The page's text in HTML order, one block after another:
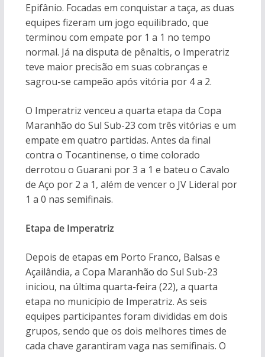
Epifânio. Focadas em conquistar a taça, as duas
equipes fizeram um jogo equilibrado, que
terminou com empate por 1 a 1 no tempo
normal. Já na disputa de pênaltis, o Imperatriz
teve maior precisão em suas cobranças e
sagrou-se campeão após vitória por 4 a 2.
O Imperatriz venceu a quarta etapa da Copa
Maranhão do Sul Sub-23 com três vitórias e um
empate em quatro partidas. Antes da final
contra o Tocantinense, o time colorado
derrotou o Guarani por 3 a 1 e bateu o Cavalo
de Aço por 2 a 1, além de vencer o JV Lideral por
1 a 0 nas semifinais.
Etapa de Imperatriz
Depois de etapas em Porto Franco, Balsas e
Açailândia, a Copa Maranhão do Sul Sub-23
iniciou, na última quarta-feira (22), a quarta
etapa no município de Imperatriz. As seis
equipes participantes foram divididas em dois
grupos, sendo que os dois melhores times de
cada chave garantiram vaga nas semifinais. O